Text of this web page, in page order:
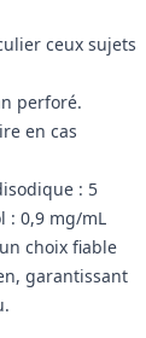
ceux sujets
perforé.
en cas
: 5
: 0,9 mg/mL
choix fiable
garantissant